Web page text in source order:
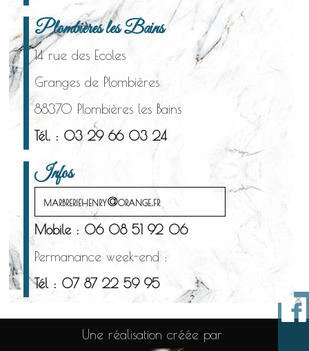
Plombières les Bains
14 rue des Ecoles
Granges de Plombières
88370 Plombières les Bains
Tél. : 03 29 66 03 24
Infos
marbreriehenry@orange.fr
Mobile : 06 08 51 92 06
Permanance week-end :
Tél : 07 87 22 59 95
Une réalisation créée par
×